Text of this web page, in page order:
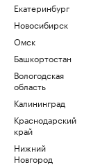
Екатеринбург
Новосибирск
Омск
Башкортостан
Вологодская
область
Калининград
Краснодарский
край
Нижний
Новгород